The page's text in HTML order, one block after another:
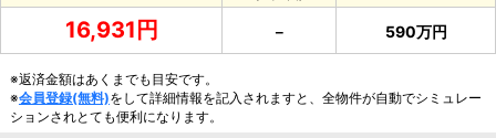
16,931円 － 590万円
※返済金額はあくまでも目安です。
※会員登録(無料)をして詳細情報を記入されますと、全物件が自動でシミュレー
ションされとても便利になります。